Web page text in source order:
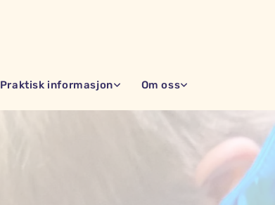
Praktisk informasjon Om oss